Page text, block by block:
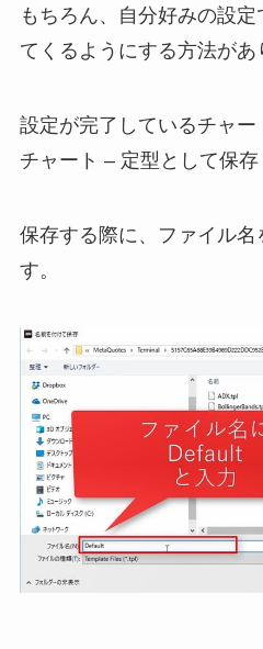
もちろん、自分好みの設
てくるようにする方法があ
設定が完了しているチャ
チャート – 定型として保
保存する際に、ファイル名
す。